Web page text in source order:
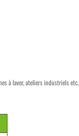
à laver, ateliers industriels etc.